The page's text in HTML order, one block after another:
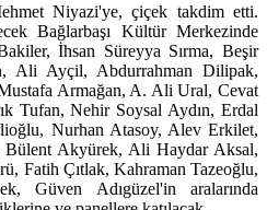
Turizm Bakanı Nabi Avcı, fuarın
Niyazi'ye, çiçek takdim etti.
Bağlarbaşı Kültür Merkezinde
İhsan Süreyya Sırma, Beşir
Ali Ayçil, Abdurrahman Dilipak,
Armağan, A. Ali Ural, Cevat
Tufan, Nehir Soysal Aydın, Erdal
Nurhan Atasoy, Alev Erkilet,
Akyürek, Ali Haydar Aksal,
Fatih Çıtlak, Kahraman Tazeoğlu,